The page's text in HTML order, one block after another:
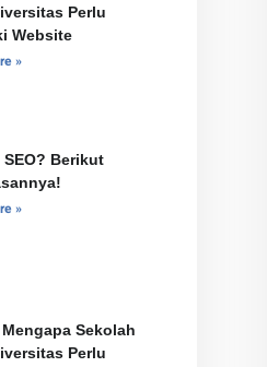
Perlu
Website
»
Berikut
»
Sekolah
Perlu